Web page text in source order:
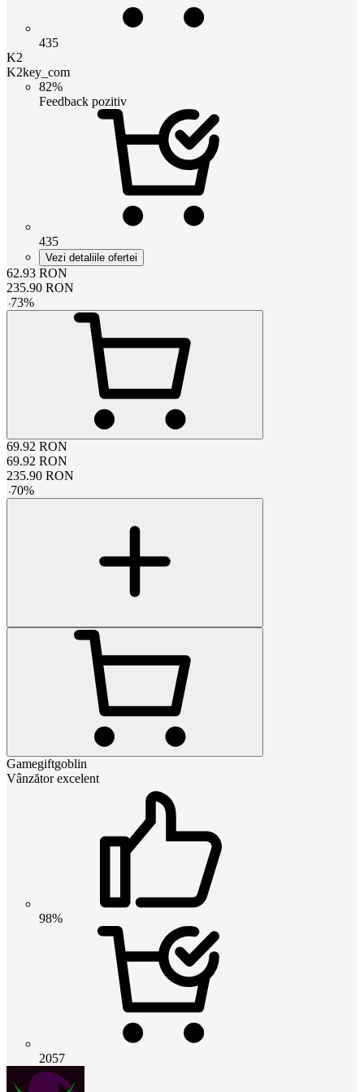
435
K2
K2key_com
82%
Feedback pozitiv
435
Vezi detaliile ofertei
62.93 RON
235.90 RON
-73%
69.92 RON
69.92 RON
235.90 RON
-70%
Gamegiftgoblin
Vânzător excelent
98%
2057